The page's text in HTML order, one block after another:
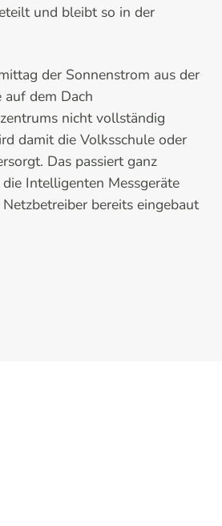
und bleibt so in der
der Sonnenstrom aus der
dem Dach
nicht vollständig
damit die Volksschule oder
Das passiert ganz
Intelligenten Messgeräte
bereits eingebaut